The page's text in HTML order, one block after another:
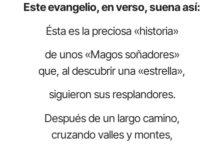
Este evangelio, en verso, suena así:
Ésta es la preciosa «historia»
de unos «Magos soñadores»
que, al descubrir una «estrella»,
siguieron sus resplandores.
Después de un largo camino,
cruzando valles y montes,